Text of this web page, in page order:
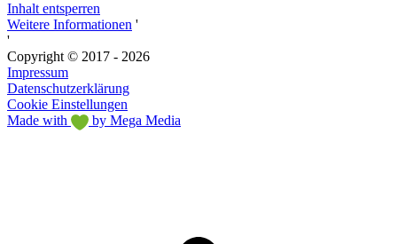
Inhalt entsperren
Weitere Informationen '
'
Copyright © 2017 - 2026
Impressum
Datenschutzerklärung
Cookie Einstellungen
Made with
by Mega Media